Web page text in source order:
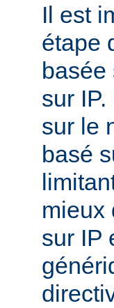
Il est
étape
basée
sur
sur le
basé
mieux
sur IP